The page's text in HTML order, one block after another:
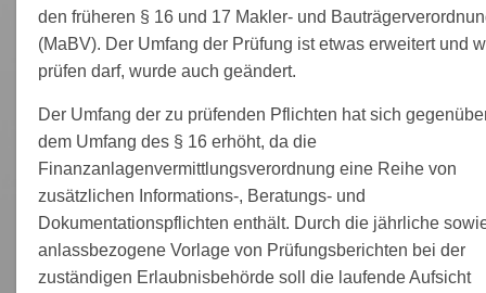
den früheren § 16 und 17 Makler- und
(MaBV). Der Umfang der Prüfung ist etwas erweitert und
prüfen darf, wurde auch geändert.
Der Umfang der zu prüfenden Pflichten hat sich
dem Umfang des § 16 erhöht, da die
Finanzanlagenvermittlungsverordnung eine Reihe von
zusätzlichen Informations-, Beratungs- und
Dokumentationspflichten enthält. Durch die jährliche
anlassbezogene Vorlage von Prüfungsberichten bei der
zuständigen Erlaubnisbehörde soll die laufende Aufsicht